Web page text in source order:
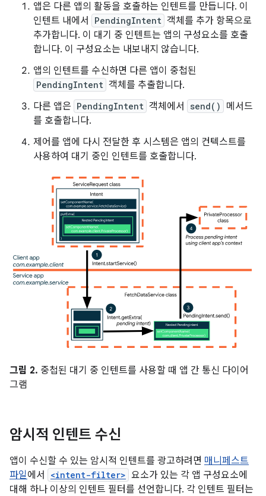
앱은 다른 앱의 활동을 호출하는 인텐트를 만듭니다. 이
인텐트 내에서
PendingIntent 객체를 추가 항목으로
추가합니다. 이 대기 중 인텐트는 앱의 구성요소를 호출
합니다. 이 구성요소는 내보내지 않습니다.
앱의 인텐트를 수신하면 다른 앱이 중첩된
PendingIntent 객체를 추출합니다.
다른 앱은 PendingIntent 객체에서 send()
메서드
를 호출합니다.
제어를 앱에 다시 전달한 후 시스템은 앱의 컨텍스트를
사용하여 대기 중인 인텐트를 호출합니다.
그림 2. 중첩된 대기 중 인텐트를 사용할 때 앱 간 통신 다이어
그램
암시적 인텐트 수신
앱이 수신할 수 있는 암시적 인텐트를 광고하려면 매니페스트
파일에서 <intent-filter> 요소가 있는 각 앱 구성요소에
대해 하나 이상의 인텐트 필터를 선언합니다. 각 인텐트 필터는